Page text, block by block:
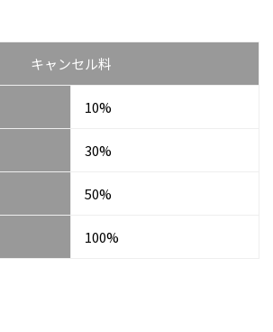
キャンセル料
10%
30%
50%
100%